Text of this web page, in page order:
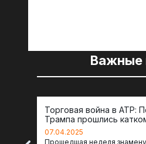
Важные
Торговая война в АТР:
Трампа прошлись
региона
07.04.2025
Прошедшая неделя